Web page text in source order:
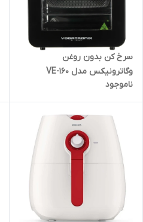
سرخ کن بدون روغن
وگاترونیکس مدل VE-160
ناموجود